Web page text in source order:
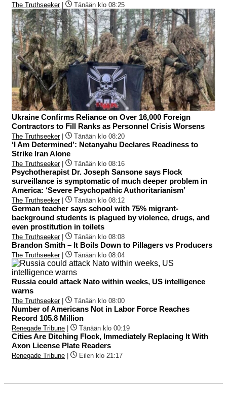
The Truthseeker| Tänään klo 08:25
Ukraine Confirms Reliance on Over 16,000 Foreign
Contractors to Fill Ranks as Personnel Crisis Worsens
The Truthseeker| Tänään klo 08:20
‘I Am Determined’: Netanyahu Declares Readiness to
Strike Iran Alone
The Truthseeker| Tänään klo 08:16
Psychotherapist Dr. Joseph Sansone says Flock
surveillance is symptomatic of much deeper problem in
America: ‘Severe Psychopathic Authoritarianism’
The Truthseeker| Tänään klo 08:12
German teacher says school with 75% migrant-
background students is plagued by violence, drugs, and
even prostitution in toilets
The Truthseeker| Tänään klo 08:08
Brandon Smith – It Boils Down to Pillagers vs Producers
The Truthseeker| Tänään klo 08:04
Russia could attack Nato within weeks, US intelligence
warns
The Truthseeker| Tänään klo 08:00
Number of Americans Not in Labor Force Reaches
Record 105.8 Million
Renegade Tribune Tänään klo 00:19
Cities Are Ditching Flock, Immediately Replacing It With
Axon License Plate Readers
Renegade Tribune Eilen klo 21:17